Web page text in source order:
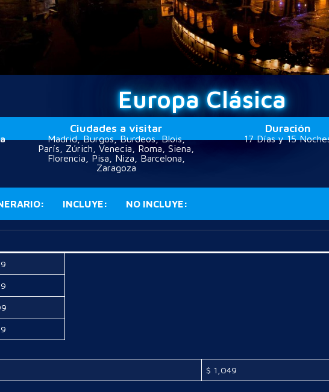
Europa Clásica
Ciudades a visitar Duración
Madrid, Burgos, Burdeos, Blois,
París, Zúrich, Venecia, Roma, Siena,
Florencia, Pisa, Niza, Barcelona,
Zaragoza
17 Días y 15
INCLUYE: NO INCLUYE:
$ 1,049